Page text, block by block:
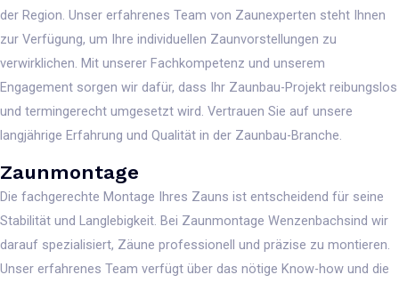
der Region. Unser erfahrenes Team von Zaunexperten steht Ihnen
zur Verfügung, um Ihre individuellen Zaunvorstellungen zu
verwirklichen. Mit unserer Fachkompetenz und unserem
Engagement sorgen wir dafür, dass Ihr Zaunbau-Projekt reibungslos
und termingerecht umgesetzt wird. Vertrauen Sie auf unsere
langjährige Erfahrung und Qualität in der Zaunbau-Branche.
Zaunmontage
Die fachgerechte Montage Ihres Zauns ist entscheidend für seine
Stabilität und Langlebigkeit. Bei Zaunmontage Wenzenbachsind wir
darauf spezialisiert, Zäune professionell und präzise zu montieren.
Unser erfahrenes Team verfügt über das nötige Know-how und die